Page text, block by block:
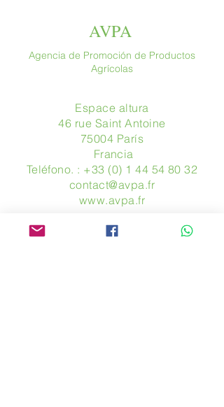
AVPA
Agencia de Promoción de Productos
Agrícolas
Espace altura
46 rue Saint Antoine
75004 París
​ Francia
Teléfono. : +33 (0) 1 44 54 80 32
contact@avpa.fr
www.avpa.fr